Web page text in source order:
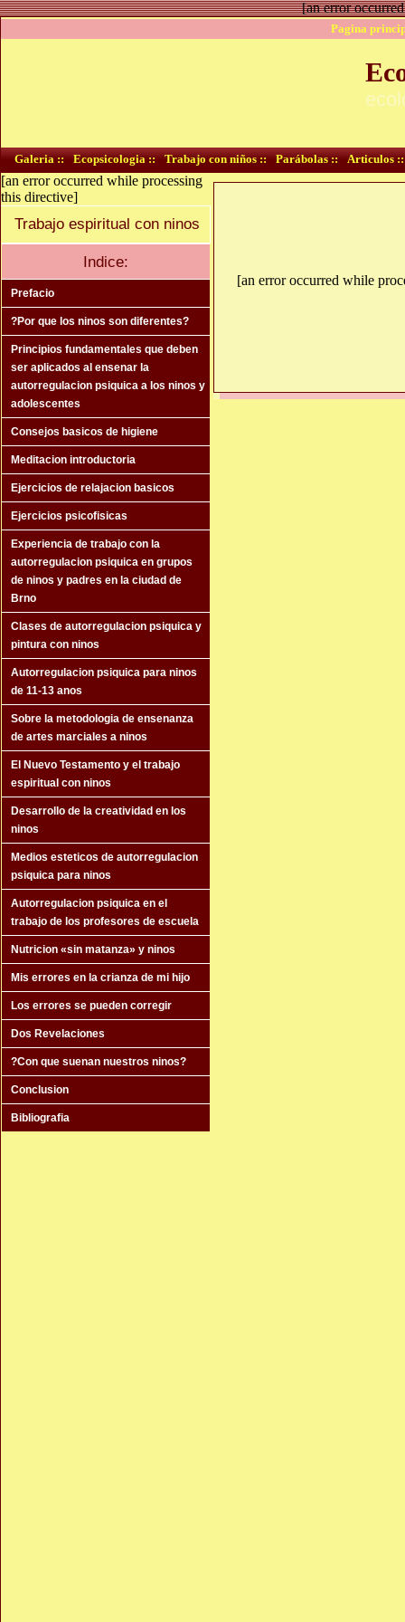
[an error
Pagina
Galeria :: Ecopsicologia :: Trabajo con niños :: Parábolas :: Articulos ::
[an error occurred while processing
this directive]
Trabajo espiritual con ninos
Indice:
Prefacio
?Por que los ninos son diferentes?
Principios fundamentales que deben
ser aplicados al ensenar la
autorregulacion psiquica a los ninos y
adolescentes
Consejos basicos de higiene
Meditacion introductoria
Ejercicios de relajacion basicos
Ejercicios psicofisicas
Experiencia de trabajo con la
autorregulacion psiquica en grupos
de ninos y padres en la ciudad de
Brno
Clases de autorregulacion psiquica y
pintura con ninos
Autorregulacion psiquica para ninos
de 11-13 anos
Sobre la metodologia de ensenanza
de artes marciales a ninos
El Nuevo Testamento y el trabajo
espiritual con ninos
Desarrollo de la creatividad en los
ninos
Medios esteticos de autorregulacion
psiquica para ninos
Autorregulacion psiquica en el
trabajo de los profesores de escuela
Nutricion «sin matanza» y ninos
Mis errores en la crianza de mi hijo
Los errores se pueden corregir
Dos Revelaciones
?Con que suenan nuestros ninos?
Conclusion
Bibliografia
[an error occurred while